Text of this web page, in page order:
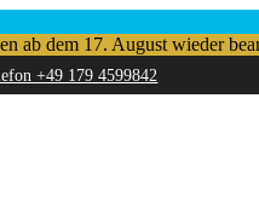
ab dem 17. August wieder
+49 179 4599842